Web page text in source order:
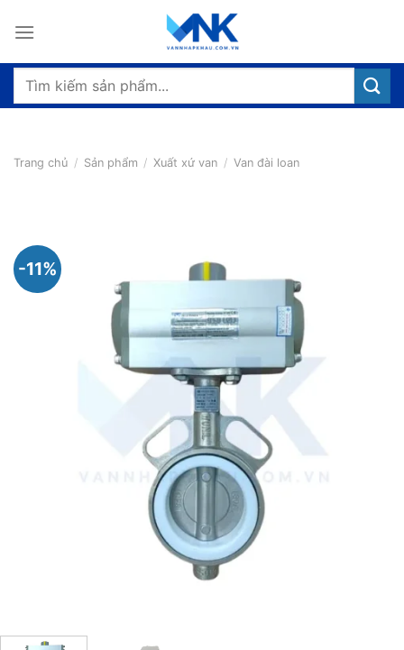
qua
dung
Tìm
Trang chủ / Sản phẩm / Xuất xứ van / Van đài loan
-11%